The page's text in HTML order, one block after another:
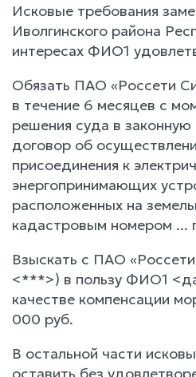
Исковые требования
Иволгинского района
интересах ФИО1
Обязать ПАО «Россети
в течение 6 месяцев с
решения суда в законную
договор об
присоединения к
энергопринимающих
расположенных на
кадастровым номером ...
Взыскать с ПАО
<***>) в пользу ФИО1
качестве компенсации
000 руб.
В остальной части
оставить без